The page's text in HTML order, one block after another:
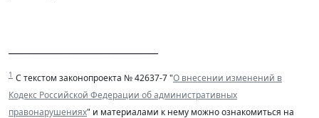
1 С текстом законопроекта № 42637-7 "О внесении изменений в
Кодекс Российской Федерации об административных
правонарушениях" и материалами к нему можно ознакомиться на